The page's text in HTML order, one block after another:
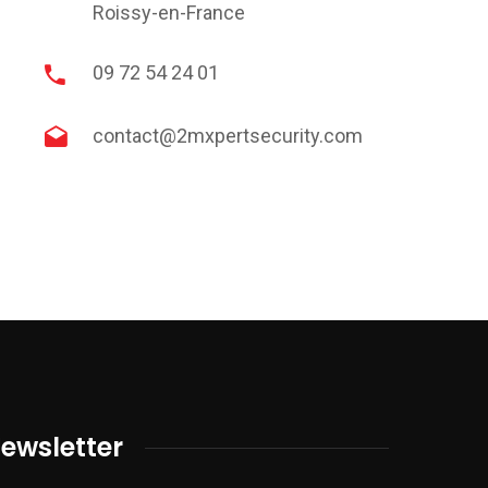
Roissy-en-France
09 72 54 24 01
contact@2mxpertsecurity.com